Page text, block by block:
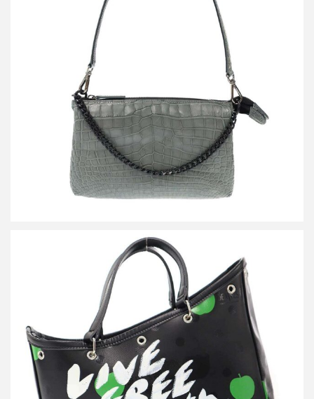
ザ ラストアートプロダクション CROCO SHOULDER LIBERO
SAGE クロコダイルレザーショルダーバッグ
詳しく見る
コムデギャルソン The Beatles LIVE FREE with STRONG WILL メ
ッセージ トートバッグ VZ-K250-051
買取金額36,000円